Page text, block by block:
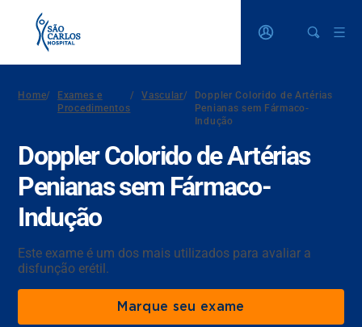
Home/
Exames e
Procedimentos
/ Vascular/
Doppler Colorido de Artérias
Penianas sem Fármaco-
Indução
Doppler Colorido de Artérias
Penianas sem Fármaco-
Indução
Este exame é um dos mais utilizados para avaliar a
disfunção erétil.
Marque seu exame